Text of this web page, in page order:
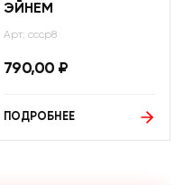
ЭЙНЕМ
Арт: ссср8
790,00 ₽
ПОДРОБНЕЕ